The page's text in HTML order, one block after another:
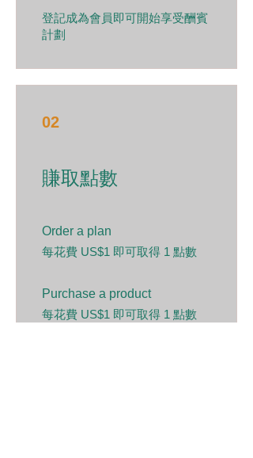
登記成為會員即可開始享受酬賓
計劃
02
賺取點數
Order a plan
每花費 US$1 即可取得 1 點數
Purchase a product
每花費 US$1 即可取得 1 點數